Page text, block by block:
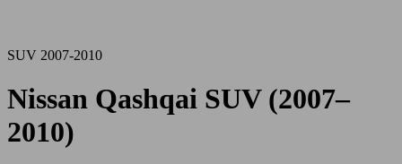
SUV 2007-2010
Nissan Qashqai SUV (2007–
2010)